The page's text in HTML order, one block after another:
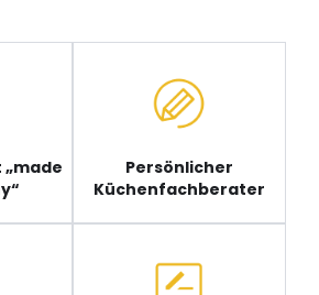
Persönlicher
Küchenfachberater